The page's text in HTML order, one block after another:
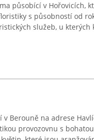
působící v Hořovicích,
s působností od
služeb, u kterých
Berouně na adrese
provozovnu s